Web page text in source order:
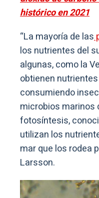
histórico en 2021
“La mayoría de las
los nutrientes del
algunas, como la
obtienen
consumiendo
microbios marinos
fotosíntesis,
utilizan los
mar que los rodea
Larsson.